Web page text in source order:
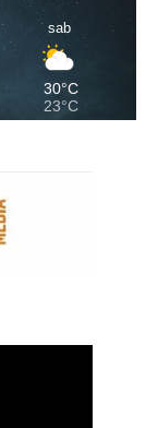
sab
30°C
23°C